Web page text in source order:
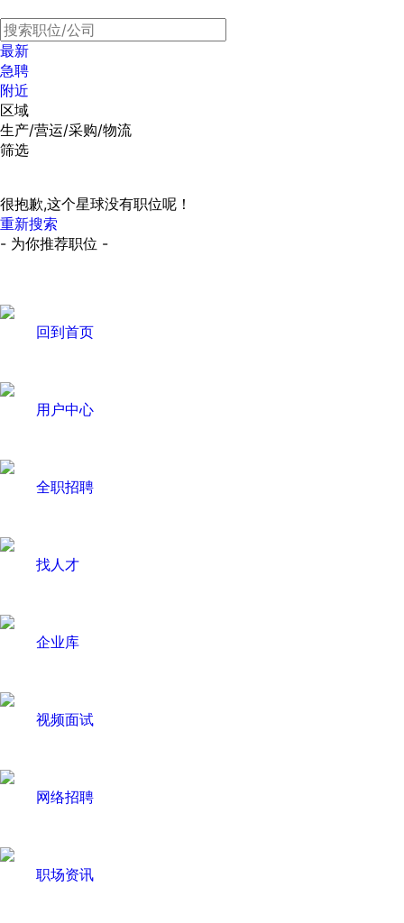
最新
急聘
附近
区域
生产/营运/采购/物流
筛选
很抱歉,这个星球没有职位呢！
重新搜索
- 为你推荐职位 -
回到首页
用户中心
全职招聘
找人才
企业库
视频面试
网络招聘
职场资讯